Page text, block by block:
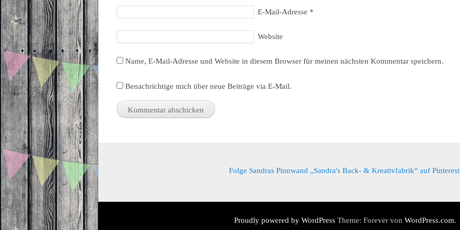
E-Mail-Adresse *
Website
Name, E-Mail-Adresse und Website in diesem Browser für meinen nächsten Kommentar speichern.
Benachrichtige mich über neue Beiträge via E-Mail.
Folge Sandras Pinnwand „Sandra's Back- & Kreativfabrik“ auf
Proudly powered by WordPressTheme: Forever von WordPress.com.